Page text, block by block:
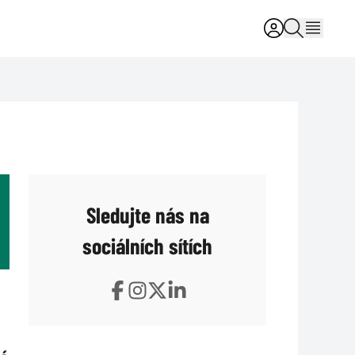
Sledujte nás na
sociálních sítích